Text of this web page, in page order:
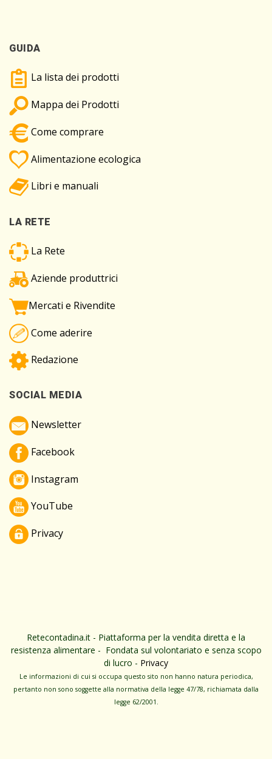
GUIDA
La lista dei prodotti
Mappa dei Prodotti
Come comprare
Alimentazione ecologica
Libri e manuali
LA RETE
La Rete
Aziende produttrici
Mercati e Rivendite
Come aderire
Redazione
SOCIAL MEDIA
Newsletter
Facebook
Instagram
YouTube
Privacy
Retecontadina.it - Piattaforma per la vendita diretta e la
resistenza alimentare - Fondata sul volontariato e senza scopo
di lucro - Privacy
Le informa­zioni di cui si occupa questo sito non hanno na­tura periodica,
pertanto non sono sog­gette alla normativa della legge 47/78, richiamata dalla
leg­ge 62/­2001.